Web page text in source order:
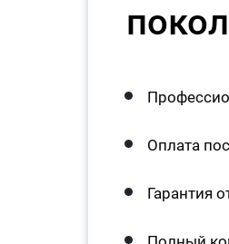
Оплата
Гарантия